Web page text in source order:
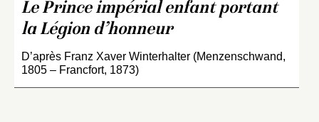
Le Prince impérial enfant portant
la Légion d’honneur
D’après Franz Xaver Winterhalter (Menzenschwand,
1805 – Francfort, 1873)